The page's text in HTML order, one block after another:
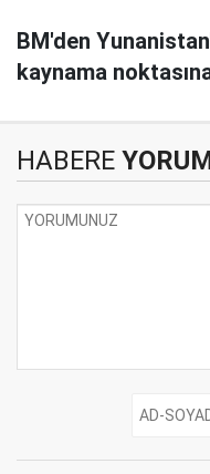
BM'den
kaynama
HABERE